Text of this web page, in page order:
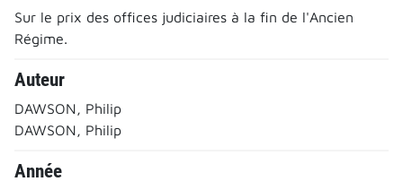
Sur le prix des offices judiciaires à la fin de l'Ancien
Régime.
Auteur
DAWSON, Philip
DAWSON, Philip
Année